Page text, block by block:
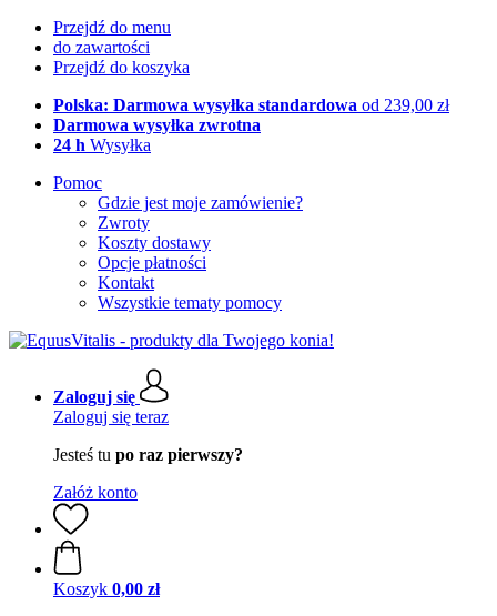
Przejdź do menu
do zawartości
Przejdź do koszyka
Polska: Darmowa wysyłka standardowa od 239,00 zł
Darmowa wysyłka zwrotna
24 h Wysyłka
Pomoc
Gdzie jest moje zamówienie?
Zwroty
Koszty dostawy
Opcje płatności
Kontakt
Wszystkie tematy pomocy
Zaloguj się
Zaloguj się teraz
Jesteś tu po raz pierwszy?
Załóż konto
Koszyk 0,00 zł